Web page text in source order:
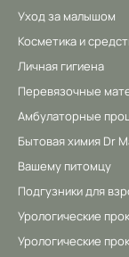
Уход за малышом
Косметика и
Личная гигиена
Перевязочные
Амбулаторные
Бытовая химия Dr
Вашему питомцу
Подгузники для
Урологические
Урологические